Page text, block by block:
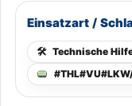
Einsatzart /
🛠 Technische